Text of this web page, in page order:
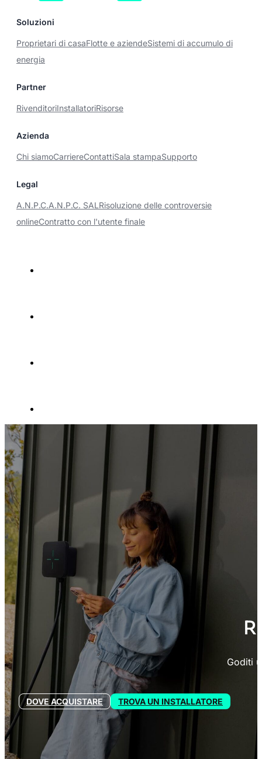
Soluzioni
Proprietari di casaFlotte e aziendeSistemi di accumulo di
energia
Partner
RivenditoriInstallatoriRisorse
Azienda
Chi siamoCarriereContattiSala stampaSupporto
Legal
A.N.P.C.A.N.P.C. SALRisoluzione delle controversie
onlineContratto con l'utente finale
Goditi
DOVE ACQUISTARE TROVA UN INSTALLATORE